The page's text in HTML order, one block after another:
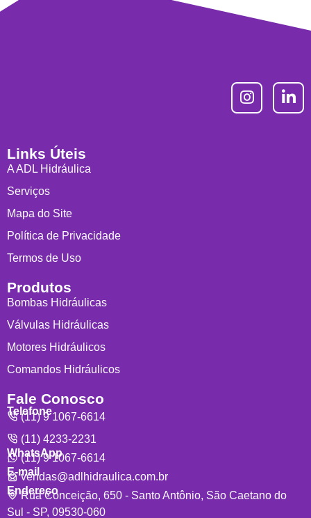
Links Úteis
A ADL Hidráulica
Serviços
Mapa do Site
Política de Privacidade
Termos de Uso
Produtos
Bombas Hidráulicas
Válvulas Hidráulicas
Motores Hidráulicos
Comandos Hidráulicos
Fale Conosco
Telefone
(11) 9 1067-6614
(11) 4233-2231
WhatsApp
(11) 9 1067-6614
E-mail
vendas@adlhidraulica.com.br
Endereço
Rua Conceição, 650 - Santo Antônio, São Caetano do
Sul - SP, 09530-060